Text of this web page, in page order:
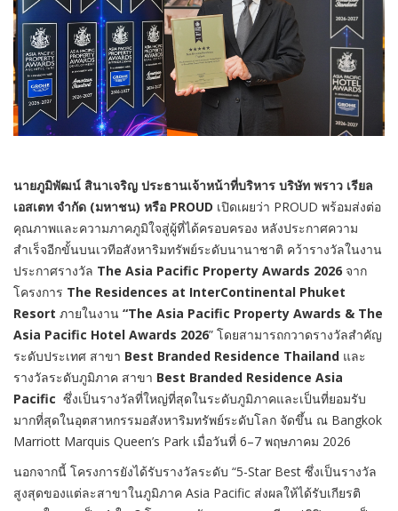
นายภูมิพัฒน์ สินาเจริญ ประธานเจ้าหน้าที่บริหาร บริษัท พราว เรียล
เอสเตท จำกัด (มหาชน) หรือ PROUD เปิดเผยว่า PROUD พร้อมส่งต่อ
คุณภาพและความภาคภูมิใจสู่ผู้ที่ได้ครอบครอง หลังประกาศความ
สำเร็จอีกขั้นบนเวทีอสังหาริมทรัพย์ระดับนานาชาติ คว้ารางวัลในงาน
ประกาศรางวัล The Asia Pacific Property Awards 2026 จาก
โครงการ The Residences at InterContinental Phuket
Resort ภายในงาน “The Asia Pacific Property Awards & The
Asia Pacific Hotel Awards 2026” โดยสามารถกวาดรางวัลสำคัญ
ระดับประเทศ สาขา Best Branded Residence Thailand และ
รางวัลระดับภูมิภาค สาขา Best Branded Residence Asia
Pacific ซึ่งเป็นรางวัลที่ใหญ่ที่สุดในระดับภูมิภาคและเป็นที่ยอมรับ
มากที่สุดในอุตสาหกรรมอสังหาริมทรัพย์ระดับโลก จัดขึ้น ณ Bangkok
Marriott Marquis Queen’s Park เมื่อวันที่ 6–7 พฤษภาคม 2026
นอกจากนี้ โครงการยังได้รับรางวัลระดับ “5-Star Best ซึ่งเป็นรางวัล
สูงสุดของแต่ละสาขาในภูมิภาค Asia Pacific ส่งผลให้ได้รับเกียรติ